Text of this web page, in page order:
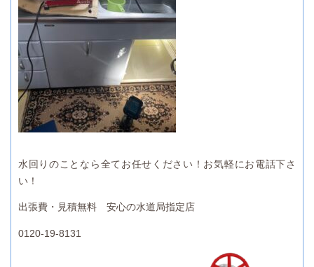
水回りのことなら全てお任せください！お気軽にお電話下さ
い！
出張費・見積無料 安心の水道局指定店
0120-19-8131